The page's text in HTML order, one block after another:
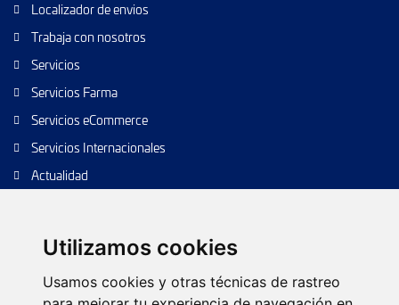
Utilizamos cookies
Usamos cookies y otras técnicas de rastreo
Localizador de envios
Trabaja con nosotros
Servicios
Servicios Farma
Servicios eCommerce
Servicios Internacionales
Actualidad
Envíos de calidad
Envíos Baratos